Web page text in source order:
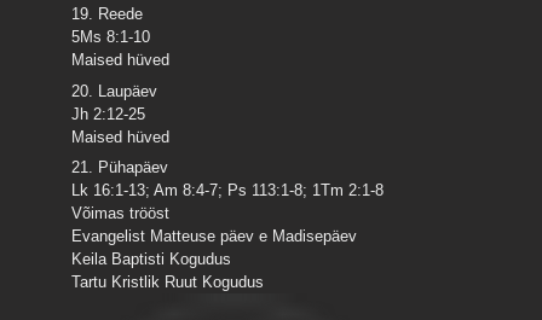
19. Reede
5Ms 8:1-10
Maised hüved
20. Laupäev
Jh 2:12-25
Maised hüved
21. Pühapäev
Lk 16:1-13; Am 8:4-7; Ps 113:1-8; 1Tm 2:1-8
Võimas trööst
Evangelist Matteuse päev e Madisepäev
Keila Baptisti Kogudus
Tartu Kristlik Ruut Kogudus